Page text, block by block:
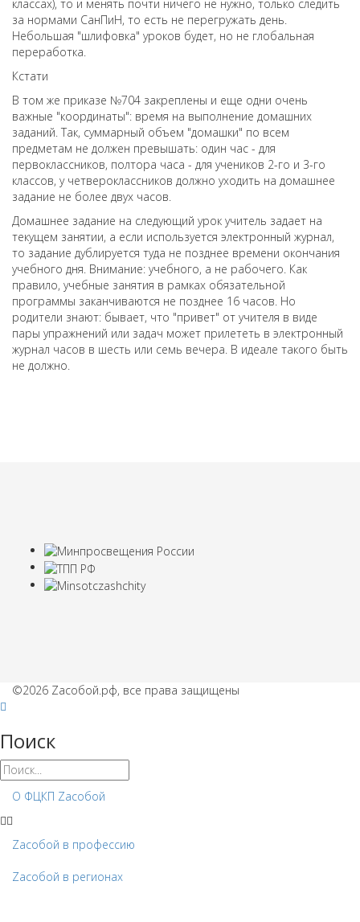
классах), то и менять почти ничего не нужно, только следить
за нормами СанПиН, то есть не перегружать день.
Небольшая "шлифовка" уроков будет, но не глобальная
переработка.
Кстати
В том же приказе №704 закреплены и еще одни очень
важные "координаты": время на выполнение домашних
заданий. Так, суммарный объем "домашки" по всем
предметам не должен превышать: один час - для
первоклассников, полтора часа - для учеников 2-го и 3-го
классов, у четвероклассников должно уходить на домашнее
задание не более двух часов.
Домашнее задание на следующий урок учитель задает на
текущем занятии, а если используется электронный журнал,
то задание дублируется туда не позднее времени окончания
учебного дня. Внимание: учебного, а не рабочего. Как
правило, учебные занятия в рамках обязательной
программы заканчиваются не позднее 16 часов. Но
родители знают: бывает, что "привет" от учителя в виде
пары упражнений или задач может прилететь в электронный
журнал часов в шесть или семь вечера. В идеале такого быть
не должно.
©2026 Zaсобой.рф, все права защищены
Поиск
О ФЦКП Zасобой
Zacобой в профессию
Zaсобой в регионах